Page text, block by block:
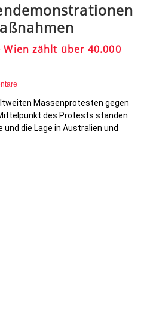
zählt über 40.000
Massenprotesten gegen
des Protests standen
die Lage in Australien und